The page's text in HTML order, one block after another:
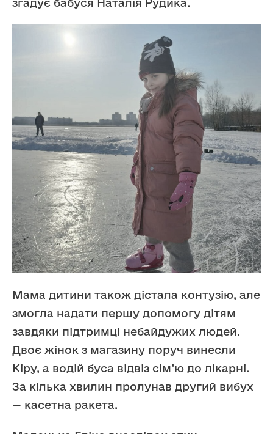
згадує бабуся Наталія Рудика.
Мама дитини також дістала контузію, але
змогла надати першу допомогу дітям
завдяки підтримці небайдужих людей.
Двоє жінок з магазину поруч винесли
Кіру, а водій буса відвіз сім’ю до лікарні.
За кілька хвилин пролунав другий вибух
— касетна ракета.